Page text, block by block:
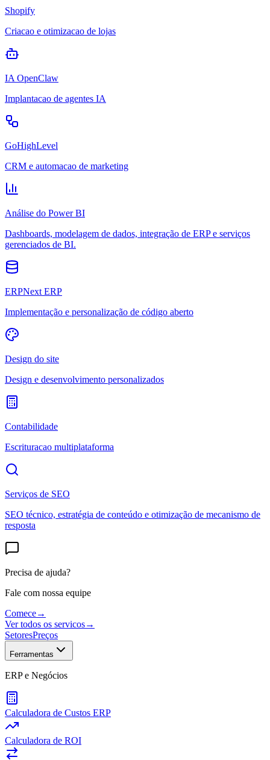
Shopify
Criacao e otimizacao de lojas
IA OpenClaw
Implantacao de agentes IA
GoHighLevel
CRM e automacao de marketing
Análise do Power BI
Dashboards, modelagem de dados, integração de ERP e serviços
gerenciados de BI.
ERPNext ERP
Implementação e personalização de código aberto
Design do site
Design e desenvolvimento personalizados
Contabilidade
Escrituracao multiplataforma
Serviços de SEO
SEO técnico, estratégia de conteúdo e otimização de mecanismo de
resposta
Precisa de ajuda?
Fale com nossa equipe
Comece→
Ver todos os servicos→
SetoresPreços
Ferramentas
ERP e Negócios
Calculadora de Custos ERP
Calculadora de ROI